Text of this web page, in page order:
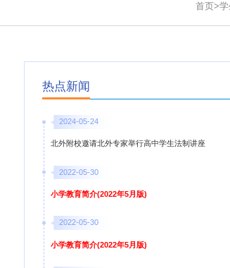
首页>
热点新闻
2024-05-24
北外附校邀请北外专家举行高中学生法制讲座
2022-05-30
小学教育简介(2022年5月版)
2022-05-30
小学教育简介(2022年5月版)